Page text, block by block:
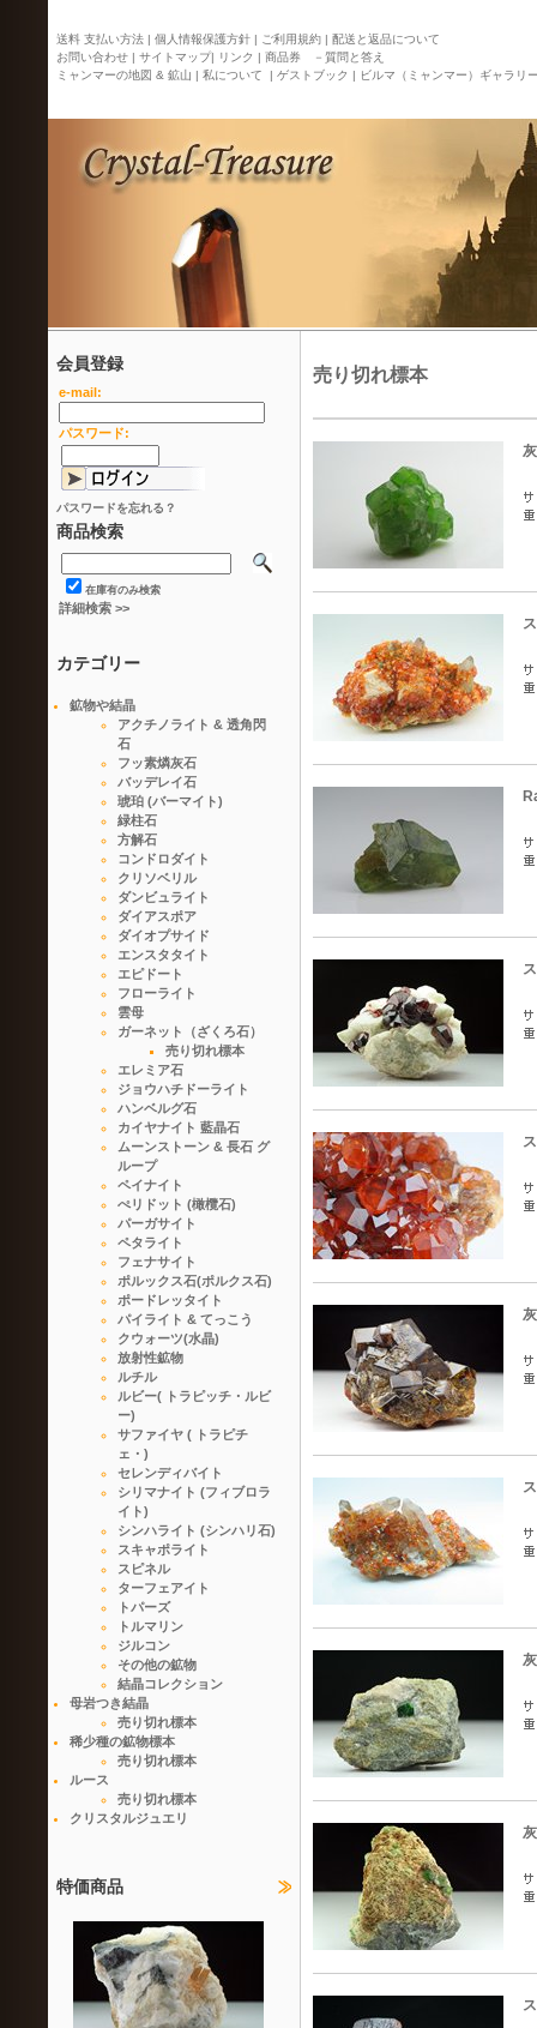
送料 支払い方法 | 個人情報保護方針 | ご利用規約 | 配送と返品について
お問い合わせ | サイトマップ| リンク | 商品券 －質問と答え
ミャンマーの地図 & 鉱山 | 私について | ゲストブック | ビルマ（ミャンマー）ギャラリ
会員登録
e-mail:
パスワード:
パスワードを忘れる？
商品検索
在庫有のみ検索
詳細検索 >>
カテゴリー
鉱物や結晶
アクチノライト & 透角閃
石
フッ素燐灰石
バッデレイ石
琥珀 (バーマイト)
緑柱石
方解石
コンドロダイト
クリソベリル
ダンビュライト
ダイアスポア
ダイオプサイド
エンスタタイト
エピドート
フローライト
雲母
ガーネット（ざくろ石）
売り切れ標本
エレミア石
ジョウハチドーライト
ハンベルグ石
カイヤナイト 藍晶石
ムーンストーン & 長石 グ
ループ
ペイナイト
ぺリドット (橄欖石)
パーガサイト
ペタライト
フェナサイト
ポルックス石(ポルクス石)
ポードレッタイト
パイライト & てっこう
クウォーツ(水晶)
放射性鉱物
ルチル
ルビー( トラピッチ・ルビ
ー)
サファイヤ ( トラピチ
ェ・)
セレンディバイト
シリマナイト (フィブロラ
イト)
シンハライト (シンハリ石)
スキャポライト
スピネル
ターフェアイト
トパーズ
トルマリン
ジルコン
その他の鉱物
結晶コレクション
母岩つき結晶
売り切れ標本
稀少種の鉱物標本
売り切れ標本
ルース
売り切れ標本
クリスタルジュエリ
特価商品
売り切れ標本